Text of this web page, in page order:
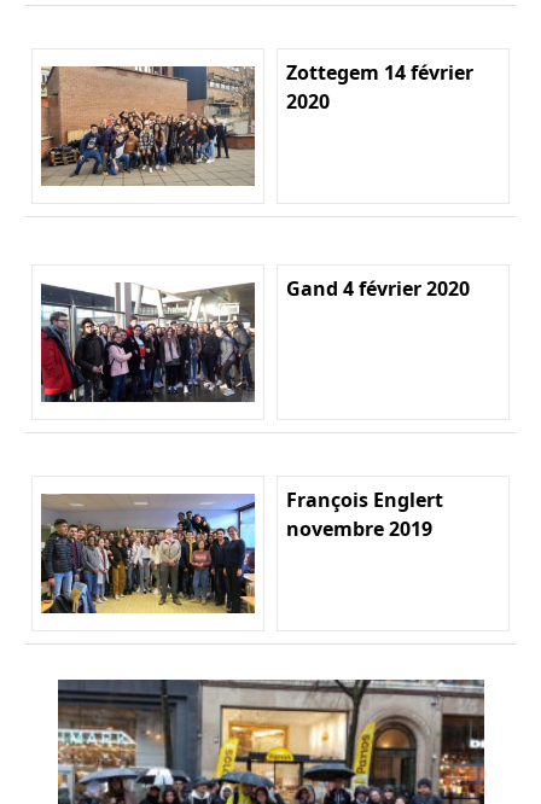
Zottegem 14 février
2020
Gand 4 février 2020
François Englert
novembre 2019